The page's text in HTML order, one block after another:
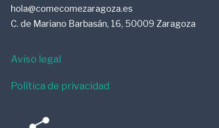
hola@comecomezaragoza.es
C. de Mariano Barbasán, 16, 50009 Zaragoza
Aviso legal
Política de privacidad